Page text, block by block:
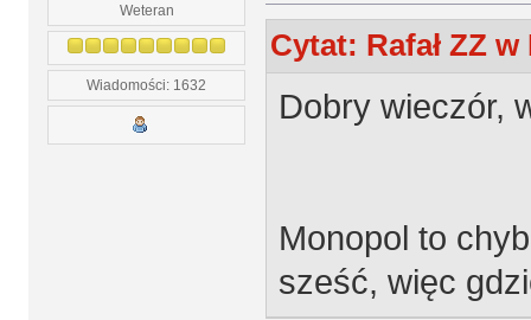
Weteran
Wiadomości: 1632
Cytat: Rafał ZZ w
Dobry wieczór,
Monopol to
sześć, więc